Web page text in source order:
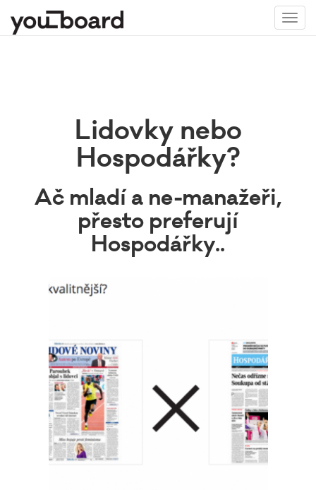
Lidovky nebo
Hospodářky?
Ač mladí a ne-manažeři,
přesto preferují
Hospodářky..